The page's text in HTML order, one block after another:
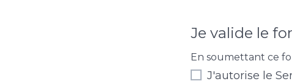
Je valide le
En soumettant ce
J'autorise le